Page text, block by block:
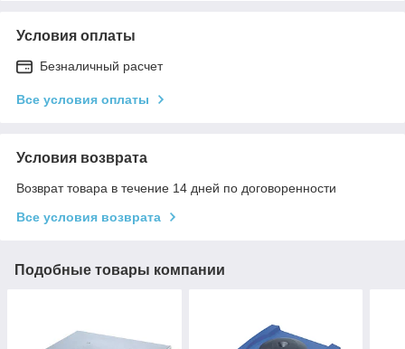
Условия оплаты
Безналичный расчет
Все условия оплаты
Условия возврата
Возврат товара в течение 14 дней по договоренности
Все условия возврата
Подобные товары компании